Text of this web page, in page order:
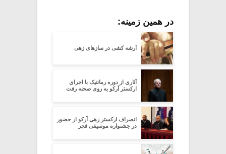
در همین زمینه:
آرشه کشی در سازهای زهی
آثاری از دوره رمانتیک با اجرای
ارکستر آرکو به روی صحنه رفت
انصراف ارکستر زهی آرکو از حضور
در جشنواره موسیقی فجر